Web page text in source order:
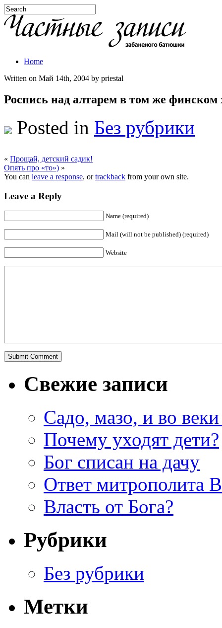
Home
Written on Май 14th, 2004 by priestal
Роспись над алтарем в том же финском
Posted in Без рубрики
« Прощай, детский садик!
Опять про «то») »
You can leave a response, ortrackback from your own site.
Leave a Reply
Name (required)
Mail (will not be published) (required)
Website
Свежие записи
Садо, мазо, и во веки
Почему уходят дети?
Бог списан на дачу
Ответ митрополита
Власть от Бога?
Рубрики
Без рубрики
Метки